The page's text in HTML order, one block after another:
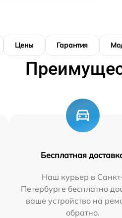
Цены Гарантия
Бесплатная
Наш курьер в
Петербурге бесплатно
ваше устройство на
обратно.